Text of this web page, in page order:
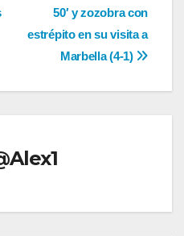
50′ y zozobra con
estrépito en su visita a
Marbella (4-1)